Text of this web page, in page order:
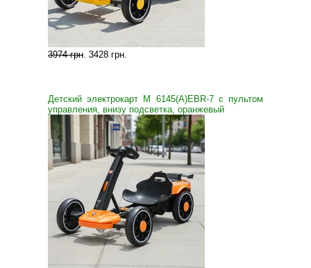
3974 грн. 3428 грн.
Детский электрокарт M 6145(A)EBR-7 с пультом
управления, внизу подсветка, оранжевый